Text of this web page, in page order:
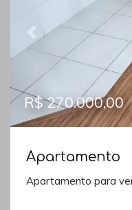
Previous
R$ 270.000,00
Apartamento
Apartamento para